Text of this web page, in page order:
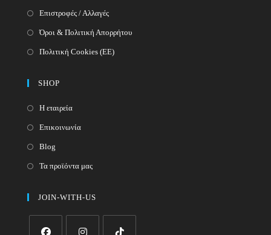
Επιστροφές / Αλλαγές
Όροι & Πολιτική Απορρήτου
Πολιτική Cookies (ΕΕ)
SHOP
Η εταιρεία
Επικοινωνία
Blog
Τα προϊόντα μας
JOIN-WITH-US